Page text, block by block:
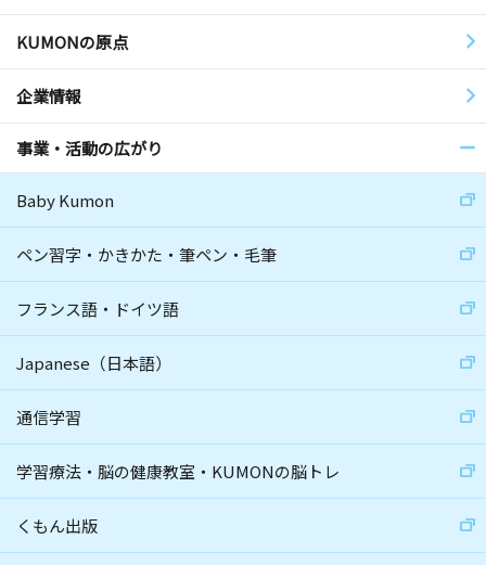
KUMONの原点
企業情報
事業・活動の広がり
Baby Kumon
ペン習字・かきかた・筆ペン・毛筆
フランス語・ドイツ語
Japanese（日本語）
通信学習
学習療法・脳の健康教室・KUMONの脳トレ
くもん出版